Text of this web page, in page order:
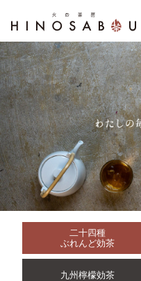
二十四種
ぶれんど効茶
九州檸檬効茶